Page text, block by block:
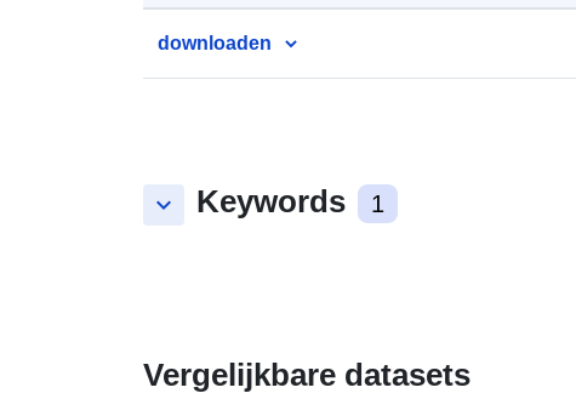
downloaden
keyboard_arrow_down Keywords 1
Vergelijkbare datasets